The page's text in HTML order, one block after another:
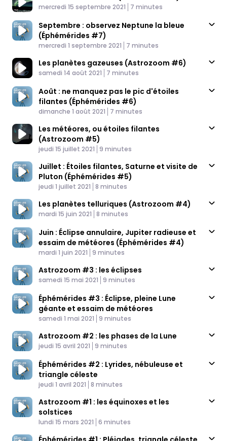
Published At
mercredi 15 septembre 2021 Time
7 minutes
Septembre : observez Neptune la bleue
(Éphémérides #7)
Published At
mercredi 1 septembre 2021 Time
7 minutes
Les planètes gazeuses (Astrozoom #6)
Published At
samedi 14 août 2021 Time
7 minutes
Août : ne manquez pas le pic d'étoiles
filantes (Éphémérides #6)
Published At
dimanche 1 août 2021 Time
7 minutes
Les météores, ou étoiles filantes
(Astrozoom #5)
Published At
jeudi 15 juillet 2021 Time
9 minutes
Juillet : Étoiles filantes, Saturne et visite de
Pluton (Éphémérides #5)
Published At
jeudi 1 juillet 2021 Time
8 minutes
Les planètes telluriques (Astrozoom #4)
Published At
mardi 15 juin 2021 Time
8 minutes
Juin : Éclipse annulaire, Jupiter radieuse et
essaim de météores (Éphémérides #4)
Published At
mardi 1 juin 2021 Time
9 minutes
Astrozoom #3 : les éclipses
Published At
samedi 15 mai 2021 Time
9 minutes
Éphémérides #3 : Éclipse, pleine Lune
géante et essaim de météores
Published At
samedi 1 mai 2021 Time
9 minutes
Astrozoom #2 : les phases de la Lune
Published At
jeudi 15 avril 2021 Time
9 minutes
Éphémérides #2 : Lyrides, nébuleuse et
triangle céleste
Published At
jeudi 1 avril 2021 Time
8 minutes
Astrozoom #1 : les équinoxes et les
solstices
Published At
lundi 15 mars 2021 Time
6 minutes